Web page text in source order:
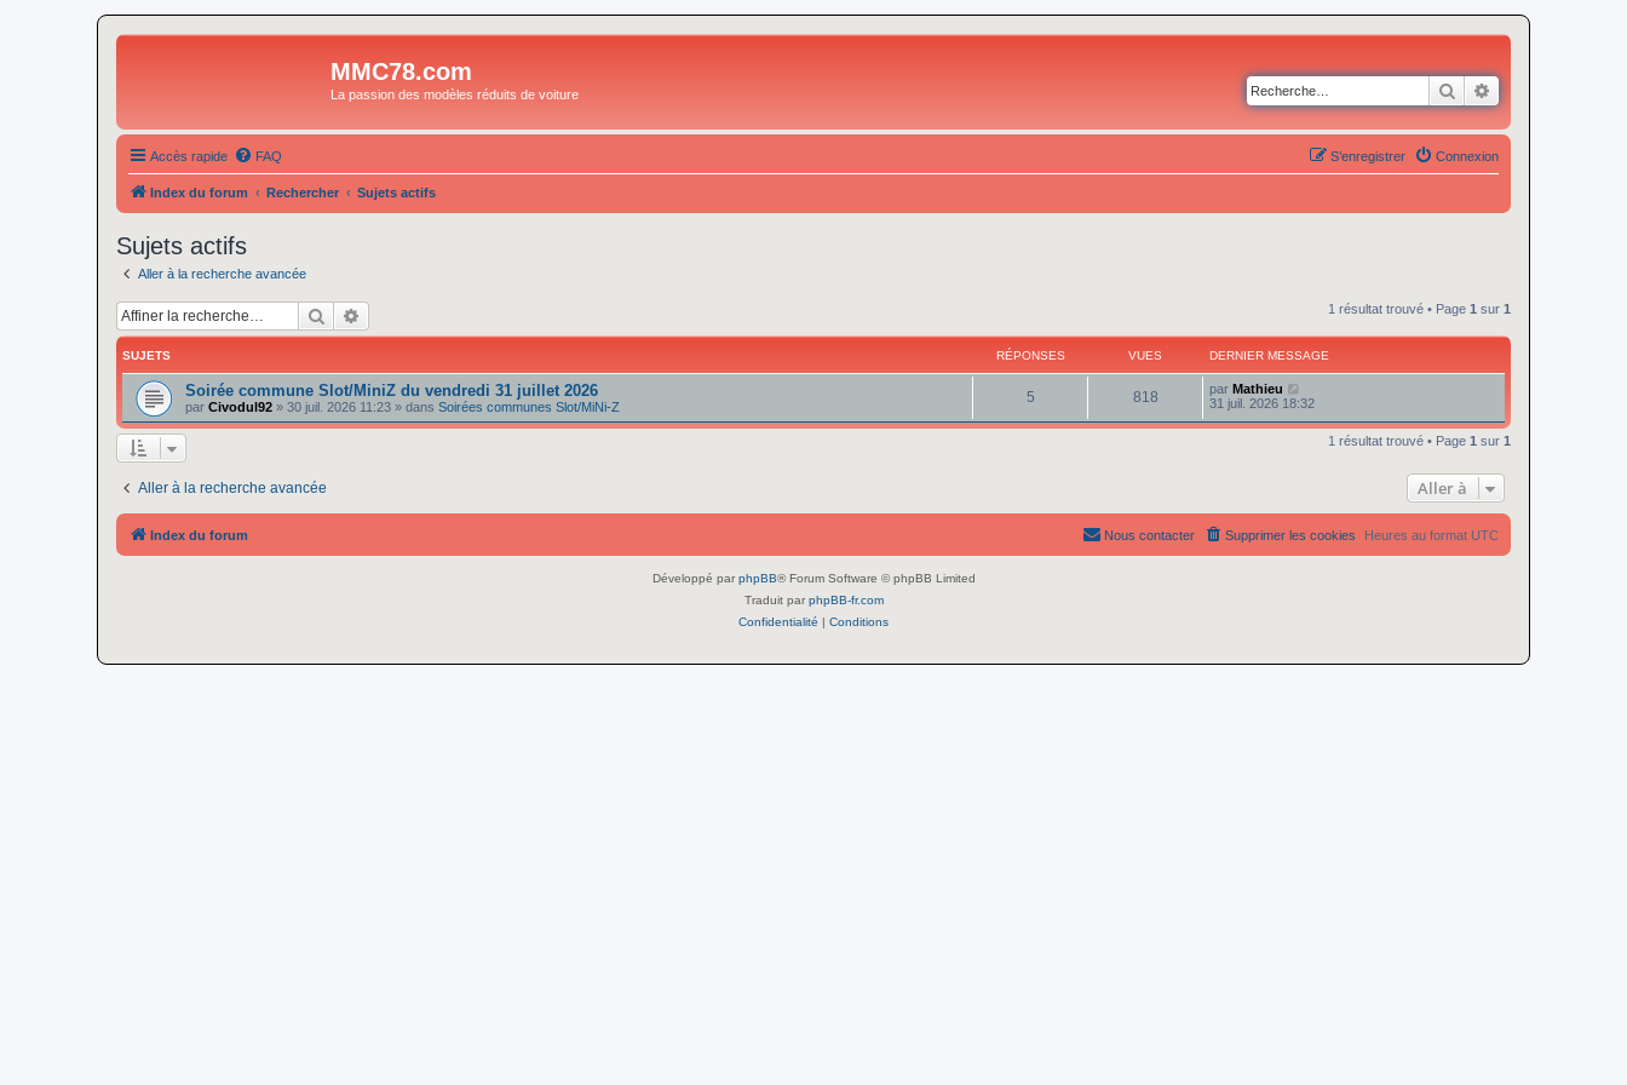
MMC78.com
La passion des modèles réduits de voiture Rechercher
Accès rapide FAQ Connexion
S’enregistrer
Index du forum Rechercher Sujets actifs
Sujets actifs
Aller à la recherche avancée
Rechercher 1 résultat trouvé • Page 1 sur 1
SUJETS RÉPONSES VUES DERNIER MESSAGE
Soirée commune Slot/MiniZ du vendredi 31 juillet 2026
par Civodul92 » 30 juil. 2026 11:23 » dans Soirées communes Slot/MiNi-Z
5 818 par Mathieu
31 juil. 2026 18:32
1 résultat trouvé • Page 1 sur 1
Aller à la recherche avancée Aller à
Index du forum Heures au format UTC
Supprimer les cookies
Nous contacter
Développé par phpBB® Forum Software © phpBB Limited
Traduit par phpBB-fr.com
Confidentialité | Conditions